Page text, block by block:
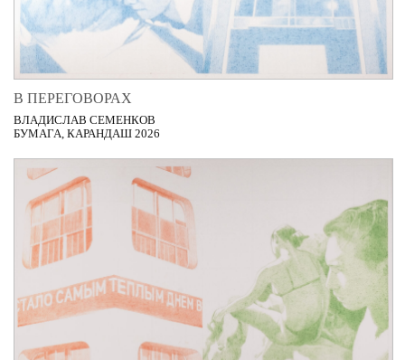
В ПЕРЕГОВОРАХ
ВЛАДИСЛАВ СЕМЕНКОВ
БУМАГА, КАРАНДАШ 2026